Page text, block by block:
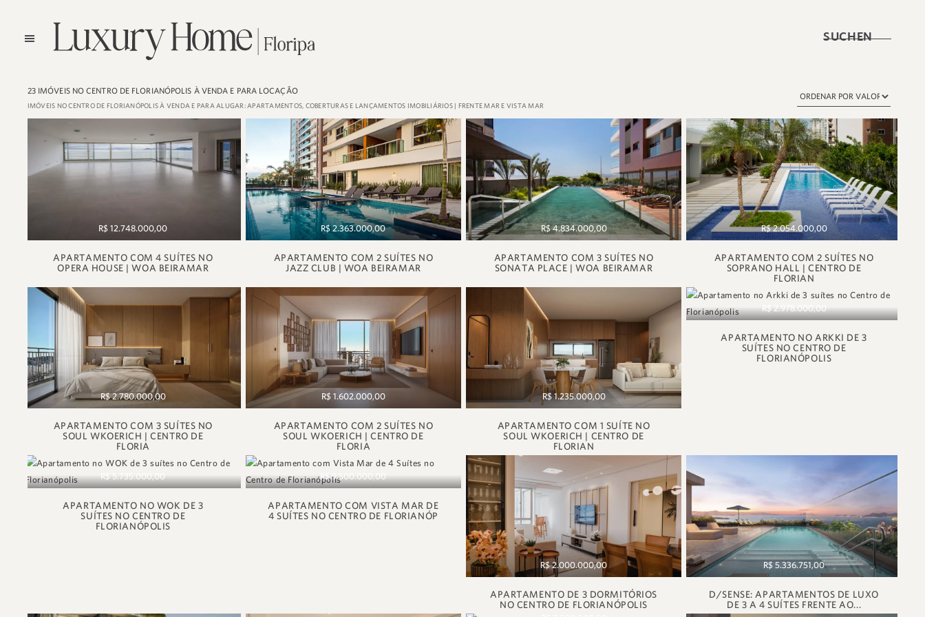
SUCHEN
23 IMÓVEIS NO CENTRO DE FLORIANÓPOLIS À VENDA E PARA LOCAÇÃO
IMÓVEIS NO CENTRO DE FLORIANÓPOLIS À VENDA E PARA ALUGAR: APARTAMENTOS, COBERTURAS E LANÇAMENTOS IMOBILIÁRIOS | FRENTE MAR E VISTA MAR
R$ 12.748.000,00
APARTAMENTO COM 4 SUÍTES NO
OPERA HOUSE | WOA BEIRAMAR
R$ 2.363.000,00
APARTAMENTO COM 2 SUÍTES NO
JAZZ CLUB | WOA BEIRAMAR
R$ 4.834.000,00
APARTAMENTO COM 3 SUÍTES NO
SONATA PLACE | WOA BEIRAMAR
R$ 2.054.000,00
APARTAMENTO COM 2 SUÍTES NO
SOPRANO HALL | CENTRO DE
FLORIAN
R$ 2.780.000,00
APARTAMENTO COM 3 SUÍTES NO
SOUL WKOERICH | CENTRO DE
FLORIA
R$ 1.602.000,00
APARTAMENTO COM 2 SUÍTES NO
SOUL WKOERICH | CENTRO DE
FLORIA
R$ 1.235.000,00
APARTAMENTO COM 1 SUÍTE NO
SOUL WKOERICH | CENTRO DE
FLORIAN
R$ 2.978.000,00
APARTAMENTO NO ARKKI DE 3
SUÍTES NO CENTRO DE
FLORIANÓPOLIS
R$ 5.735.000,00
APARTAMENTO NO WOK DE 3
SUÍTES NO CENTRO DE
FLORIANÓPOLIS
R$ 9.500.000,00
APARTAMENTO COM VISTA MAR DE
4 SUÍTES NO CENTRO DE FLORIANÓP
R$ 2.000.000,00
APARTAMENTO DE 3 DORMITÓRIOS
NO CENTRO DE FLORIANÓPOLIS
R$ 5.336.751,00
D/SENSE: APARTAMENTOS DE LUXO
DE 3 A 4 SUÍTES FRENTE AO...